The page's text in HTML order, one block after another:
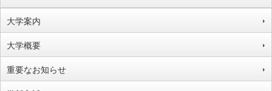
大学案内
大学概要
重要なお知らせ